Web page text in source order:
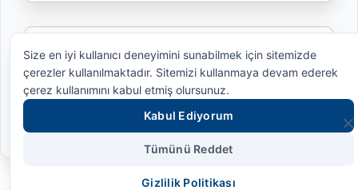
Kullanılan Araçlar
BMC FORD MAN RENAULT
Size en iyi kullanıcı deneyimini sunabilmek için sitemizde
çerezler kullanılmaktadır. Sitemizi kullanmaya devam ederek
çerez kullanımını kabul etmiş olursunuz.
Kabul Ediyorum
Tümünü Reddet
Gizlilik Politikası